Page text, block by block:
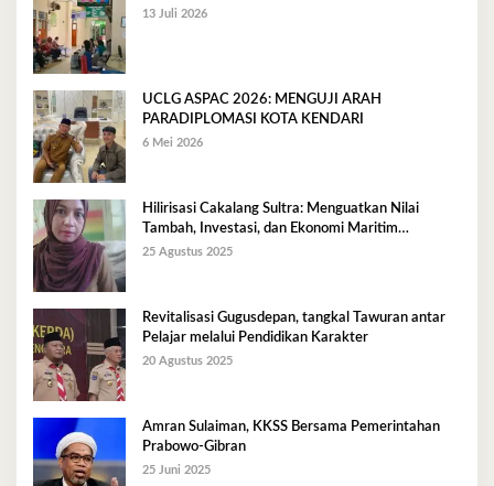
13 Juli 2026
UCLG ASPAC 2026: MENGUJI ARAH
PARADIPLOMASI KOTA KENDARI
6 Mei 2026
Hilirisasi Cakalang Sultra: Menguatkan Nilai
Tambah, Investasi, dan Ekonomi Maritim
Berkelanjutan
25 Agustus 2025
Revitalisasi Gugusdepan, tangkal Tawuran antar
Pelajar melalui Pendidikan Karakter
20 Agustus 2025
Amran Sulaiman, KKSS Bersama Pemerintahan
Prabowo-Gibran
25 Juni 2025